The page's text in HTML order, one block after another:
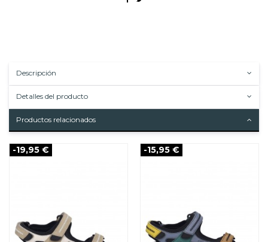
Descripción
Detalles del producto
Productos relacionados
-19,95 € -15,95 €